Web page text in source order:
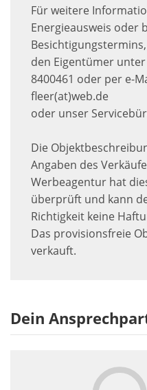
Für weitere
Energieausweis oder
den Eigentümer
8400461 oder per e-
fleer(at)web.de
oder unser
Die
Angaben des
Werbeagentur hat
überprüft und kann
Richtigkeit keine
Das provisionsfreie
verkauft.
Dein